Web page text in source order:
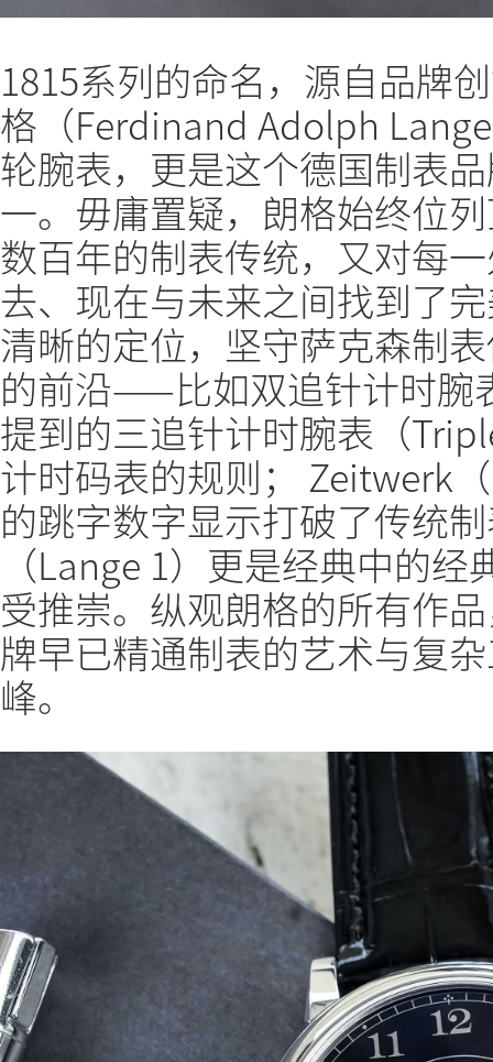
1815系列的命名，源自品牌
格（Ferdinand Adolph
轮腕表，更是这个德国制表
一。毋庸置疑，朗格始终位
数百年的制表传统，又对每
去、现在与未来之间找到了
清晰的定位，坚守萨克森制
的前沿——比如双追针计时腕
提到的三追针计时腕表（
计时码表的规则； Zeitwerk
的跳字数字显示打破了传统
（Lange 1）更是经典中的
受推崇。纵观朗格的所有作
牌早已精通制表的艺术与复
峰。